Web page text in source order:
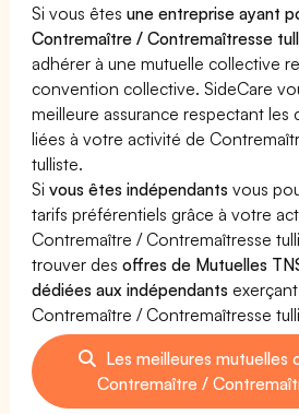
Si vous êtesune entreprise ayant
Contremaître / Contremaîtresse
adhérer à une mutuelle collective
convention collective. SideCare
meilleure assurance respectant les
liées à votre activité de
tulliste.
Sivous êtes indépendants vous
tarifs préférentiels grâce à votre
Contremaître / Contremaîtresse
trouver desoffres de Mutuelles
dédiées aux indépendants
Contremaître / Contremaîtresse
Les meilleures mutuelles
Contremaître /